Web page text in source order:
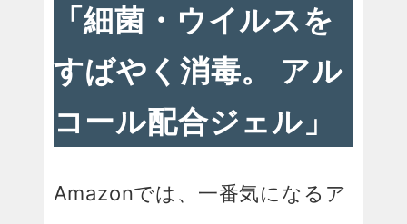
「細菌・ウイルスを
すばやく消毒。 アル
コール配合ジェル」
Amazonでは、一番気になるア